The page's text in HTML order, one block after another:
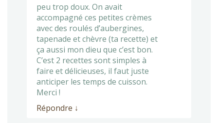
peu trop doux. On avait
accompagné ces petites crèmes
avec des roulés d’aubergines,
tapenade et chèvre (ta recette) et
ça aussi mon dieu que c’est bon.
C’est 2 recettes sont simples à
faire et délicieuses, il faut juste
anticiper les temps de cuisson.
Merci !
Répondre ↓